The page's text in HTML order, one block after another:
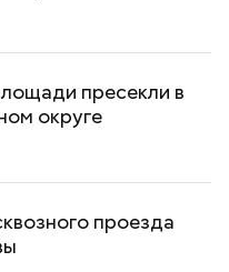
пресекли в
округе
проезда